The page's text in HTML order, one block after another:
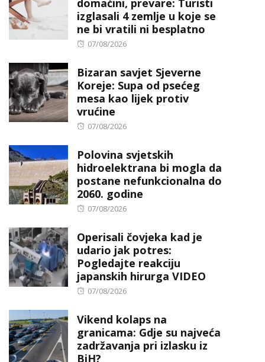
izglasali 4 zemlje u koje se
ne bi vratili ni besplatno
Posted
07/08/2026
Bizaran savjet Sjeverne
Koreje: Supa od psećeg
mesa kao lijek protiv
vrućine
Posted
07/08/2026
Polovina svjetskih
hidroelektrana bi mogla da
postane nefunkcionalna do
2060. godine
Posted
07/08/2026
Operisali čovjeka kad je
udario jak potres:
Pogledajte reakciju
japanskih hirurga VIDEO
Posted
07/08/2026
Vikend kolaps na
granicama: Gdje su najveća
zadržavanja pri izlasku iz
BiH?